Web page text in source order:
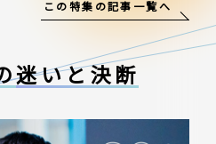
この特集の記事一覧へ
迷いと決断